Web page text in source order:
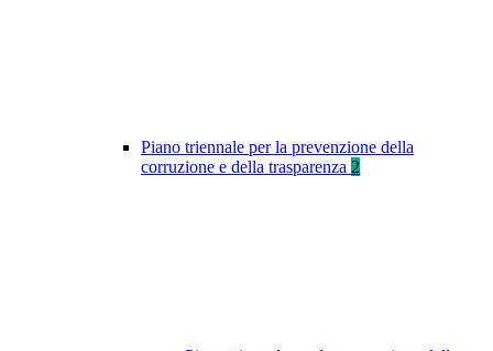
Piano triennale per la prevenzione della
corruzione e della trasparenza 2